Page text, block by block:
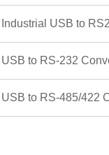
Industrial USB to
USB to RS-232
USB to RS-485/422